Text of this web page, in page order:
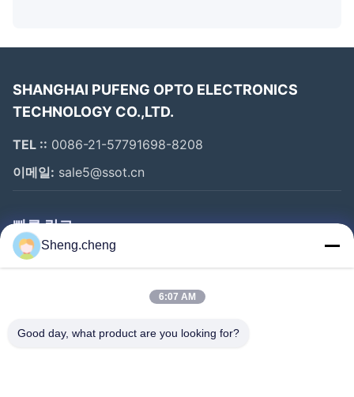
당신의 부품은 새롭고 독창적인가요?
있습니다, 어떤 품질 문제가 있다면 우리는 책임을 져야 합
니다.
SHANGHAI PUFENG OPTO ELECTRONICS
TECHNOLOGY CO.,LTD.
TEL :: 0086-21-57791698-8208
이메일: sale5@ssot.cn
빠른 링크
집
공장 여행
Sheng.cheng
6:07 AM
Good day, what product are you looking for?